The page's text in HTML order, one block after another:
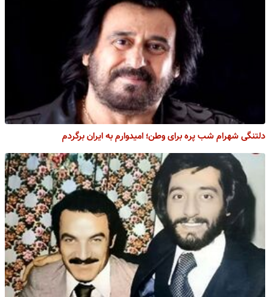
دلتنگی شهرام شب پره برای وطن؛ امیدوارم به ایران برگردم